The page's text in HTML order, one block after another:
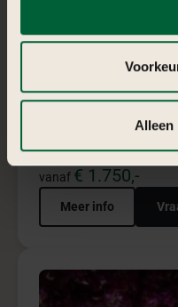
Emirates
Emirates Henna
elegante sfeervolle
vanaf € 1.750,-
Meer info